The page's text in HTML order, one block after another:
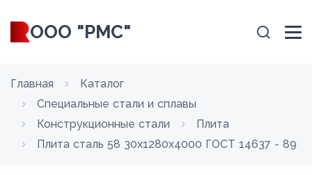
ООО "РМС"
Главная
Каталог
Специальные стали и сплавы
Конструкционные стали
Плита
Плита сталь 58 30x1280x4000 ГОСТ 14637 - 89